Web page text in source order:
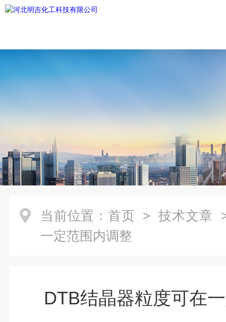
当前位置： 首页 > 技术文章
一定范围内调整
DTB结晶器粒度可在